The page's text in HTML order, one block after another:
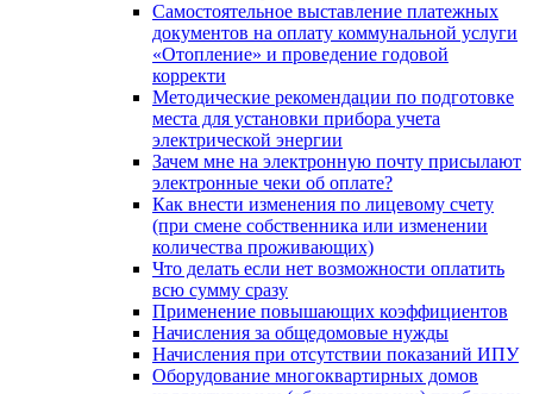
Самостоятельное выставление платежных
документов на оплату коммунальной услуги
«Отопление» и проведение годовой
корректи
Методические рекомендации по подготовке
места для установки прибора учета
электрической энергии
Зачем мне на электронную почту присылают
электронные чеки об оплате?
Как внести изменения по лицевому счету
(при смене собственника или изменении
количества проживающих)
Что делать если нет возможности оплатить
всю сумму сразу
Применение повышающих коэффициентов
Начисления за общедомовые нужды
Начисления при отсутствии показаний ИПУ
Оборудование многоквартирных домов